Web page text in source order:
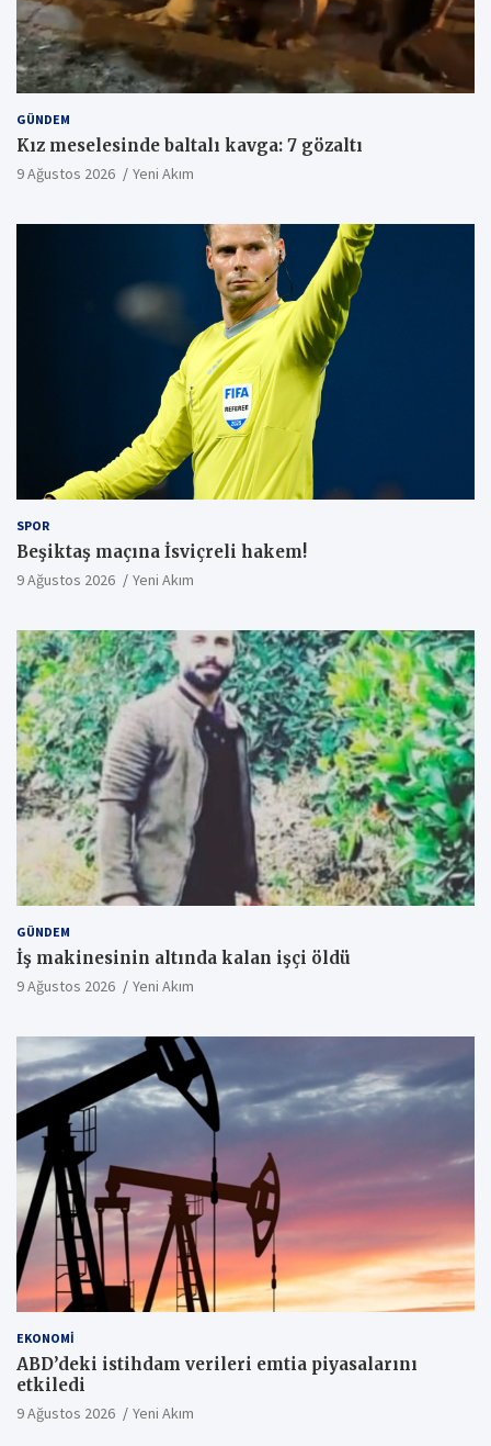
GÜNDEM
Kız meselesinde baltalı kavga: 7 gözaltı
9 Ağustos 2026 Yeni Akım
SPOR
Beşiktaş maçına İsviçreli hakem!
9 Ağustos 2026 Yeni Akım
GÜNDEM
İş makinesinin altında kalan işçi öldü
9 Ağustos 2026 Yeni Akım
EKONOMI
ABD’deki istihdam verileri emtia piyasalarını
etkiledi
9 Ağustos 2026 Yeni Akım